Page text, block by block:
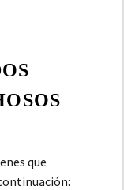
que